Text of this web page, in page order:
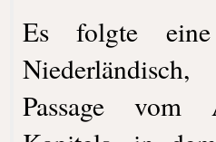
Es folgte
Passage vom